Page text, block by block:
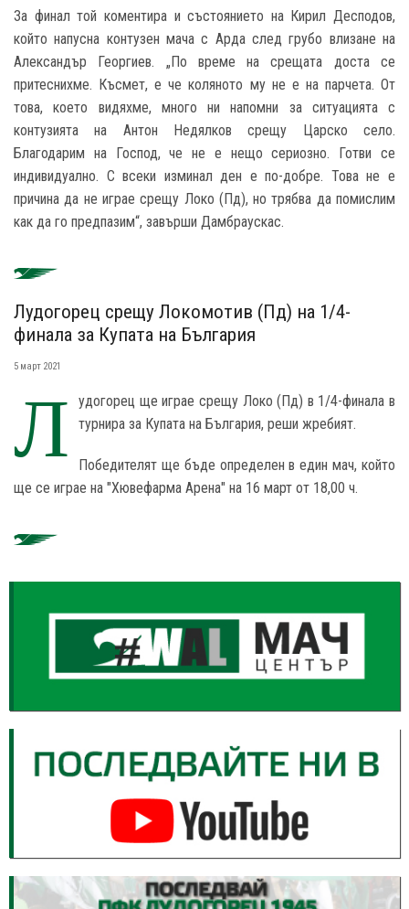
За финал той коментира и състоянието на Кирил Десподов,
който напусна контузен мача с Арда след грубо влизане на
Александър Георгиев. „По време на срещата доста се
притеснихме. Късмет, е че коляното му не е на парчета. От
това, което видяхме, много ни напомни за ситуацията с
контузията на Антон Недялков срещу Царско село.
Благодарим на Господ, че не е нещо сериозно. Готви се
индивидуално. С всеки изминал ден е по-добре. Това не е
причина да не играе срещу Локо (Пд), но трябва да помислим
как да го предпазим“, завърши Дамбраускас.
Лудогорец срещу Локомотив (Пд) на 1/4-
финала за Купата на България
5 март 2021
Л
удогорец ще играе срещу Локо (Пд) в 1/4-финала в
турнира за Купата на България, реши жребият.
Победителят ще бъде определен в един мач, който
ще се играе на "Хювефарма Арена" на 16 март от 18,00 ч.